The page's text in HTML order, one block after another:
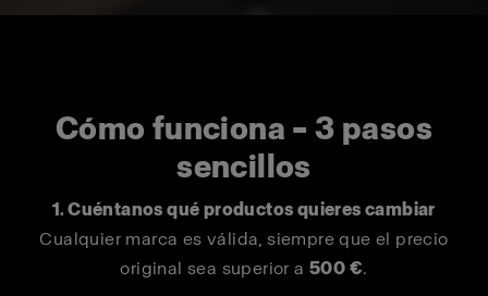
Cómo funciona – 3 pasos
sencillos
1. Cuéntanos qué productos quieres cambiar
Cualquier marca es válida, siempre que el precio
original sea superior a500 €.